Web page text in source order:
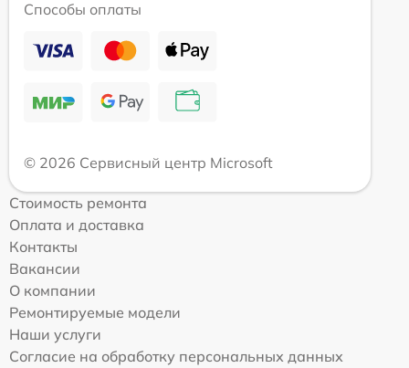
Способы оплаты
© 2026 Сервисный центр Microsoft
Стоимость ремонта
Оплата и доставка
Контакты
Вакансии
О компании
Ремонтируемые модели
Наши услуги
Согласие на обработку персональных данных